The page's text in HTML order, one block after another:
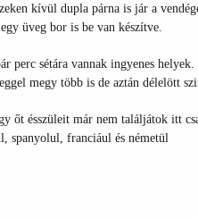
kívül dupla párna is jár a
üveg bor is be van készítve.
perc sétára vannak ingyenes
megy több is de aztán délelött
őt ésszüleit már nem találjátok itt
spanyolul, franciául és németül